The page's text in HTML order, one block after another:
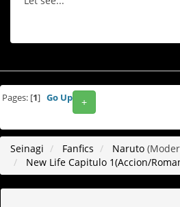
+
Pages: [1] Go Up
Seinagi Fanfics Naruto
New Life Capitulo 1(Accion/